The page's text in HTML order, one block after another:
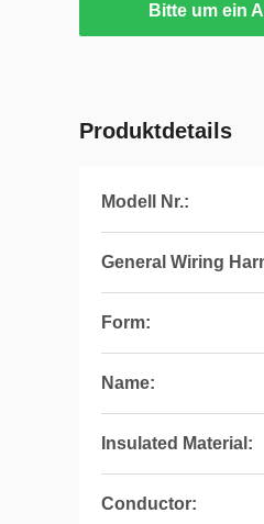
Bitte um ein
Produktdetails
Modell Nr.:
General Wiring
Form:
Name:
Insulated Material:
Conductor: